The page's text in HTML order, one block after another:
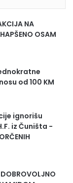
NA
OSAM
od 100 KM
ignorišu
iz Čuništa -